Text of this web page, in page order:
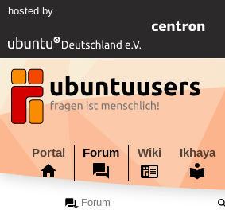
hosted by
Portal Forum Wiki Ikhaya